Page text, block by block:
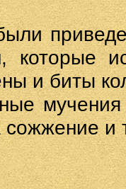
которые
и биты
и